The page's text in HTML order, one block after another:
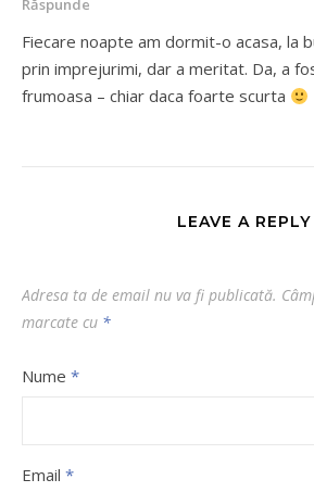
Răspunde
Fiecare noapte am dormit-o acasa, la
prin imprejurimi, dar a meritat. Da, a
frumoasa – chiar daca foarte scurta
LEAVE A REPLY
Adresa ta de email nu va fi publicată.
marcate cu *
Nume *
Email *